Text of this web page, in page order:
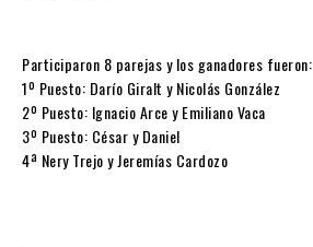
Participaron 8 parejas y los ganadores fueron:
1º Puesto: Darío Giralt y Nicolás González
2º Puesto: Ignacio Arce y Emiliano Vaca
3º Puesto: César y Daniel
4ª Nery Trejo y Jeremías Cardozo